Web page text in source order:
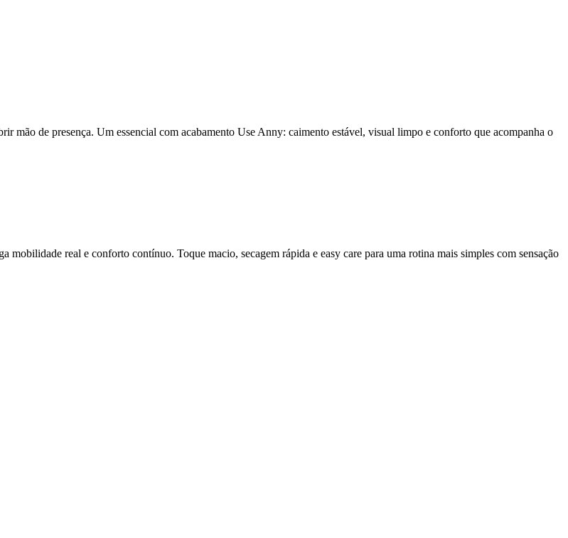
mão de presença. Um essencial com acabamento Use Anny: caimento estável, visual limpo e conforto que acompanha o
real e conforto contínuo. Toque macio, secagem rápida e easy care para uma rotina mais simples com sensação